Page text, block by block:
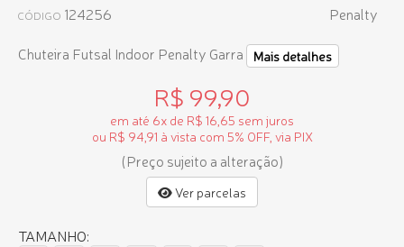
CÓDIGO 124256
Penalty
Chuteira Futsal Indoor Penalty Garra
Mais detalhes
R$ 99,90
em até 6x de R$ 16,65 sem juros
ou R$ 94,91 à vista com 5% OFF, via PIX
(Preço sujeito a alteração)
Ver parcelas
TAMANHO: